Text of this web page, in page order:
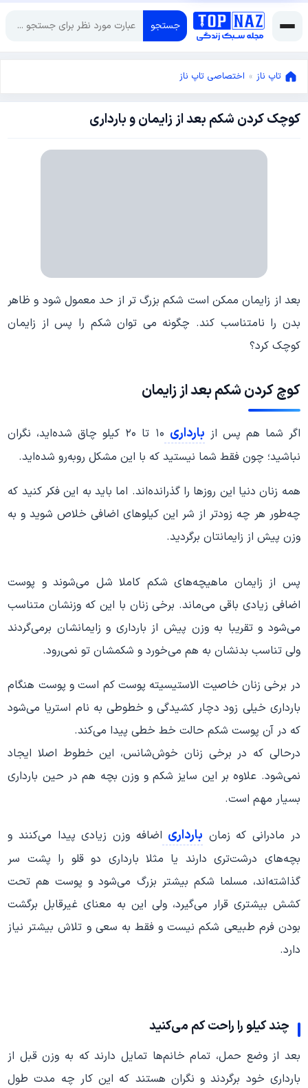
جستجو
تاپ ناز » اختصاصی تاپ ناز
کوچک کردن شکم بعد از زایمان و بارداری
اکتبر
اکتبر
بعد از زایمان ممکن است شکم بزرگ تر از حد معمول شود و ظاهر
بدن را نامتناسب کند. چگونه می توان شکم را پس از زایمان
کوچک کرد؟
کوچ کردن شکم بعد از زایمان
اگر شما هم پس از بارداری
۱۰ تا ۲۰ کیلو چاق شده‌اید، نگران
نباشید؛ چون فقط شما نیستید که با این مشکل روبه‌رو شده‌اید.
همه زنان دنیا این روزها را گذرانده‌اند. اما باید به این فکر کنید که
چه‌طور هر چه زودتر از شر این کیلوهای اضافی خلاص شوید و به
وزن پیش از زایمانتان برگردید.
پس از زایمان ماهیچه‌های شکم کاملا شل می‌شوند و پوست
اضافی زیادی باقی می‌ماند. برخی زنان با این که وزنشان متناسب
می‌شود و تقریبا به وزن پیش از بارداری و زایمانشان برمی‌گردند
ولی تناسب بدنشان به هم می‌خورد و شکمشان تو نمی‌رود.
در برخی زنان خاصیت الاستیسیته پوست کم است و پوست هنگام
بارداری خیلی زود دچار کشیدگی و خطوطی به نام استریا می‌شود
که در آن پوست شکم حالت خط خطی پیدا می‌کند.
درحالی که در برخی زنان خوش‌شانس، این خطوط اصلا ایجاد
نمی‌شود. علاوه بر این سایز شکم و وزن بچه هم در حین بارداری
بسیار مهم است.
در مادرانی که زمان بارداری اضافه وزن زیادی پیدا می‌کنند و
بچه‌های درشت‌تری دارند یا مثلا بارداری دو قلو را پشت سر
گذاشته‌اند، مسلما شکم بیشتر بزرگ می‌شود و پوست هم تحت
کشش بیشتری قرار می‌گیرد، ولی این به معنای غیرقابل برگشت
بودن فرم طبیعی شکم نیست و فقط به سعی و تلاش بیشتر نیاز
دارد.
چند کیلو را راحت کم می‌کنید
بعد از وضع حمل، تمام خانم‌ها تمایل دارند که به وزن قبل از
بارداری خود برگردند و نگران هستند که این کار چه مدت طول